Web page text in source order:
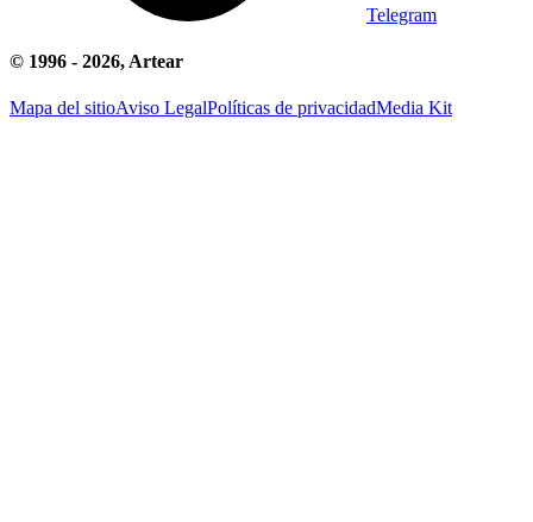
Telegram
© 1996 - 2026, Artear
Mapa del sitioAviso LegalPolíticas de privacidadMedia Kit